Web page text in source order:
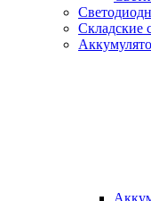
Складские